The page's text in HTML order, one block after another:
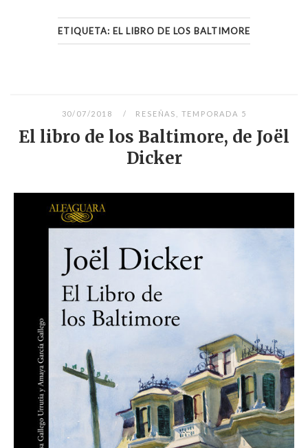
ETIQUETA: EL LIBRO DE LOS BALTIMORE
30/07/2018 RESEÑAS TEMPORADA 5
El libro de los Baltimore, de Joël
Dicker